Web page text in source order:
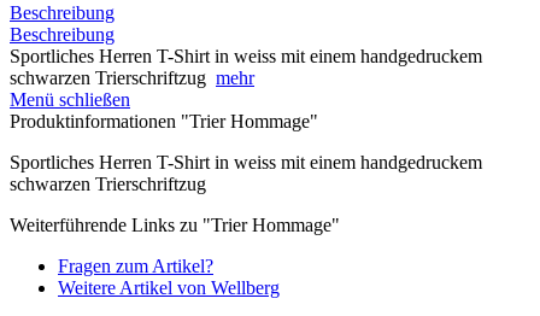
Beschreibung
Beschreibung
Sportliches Herren T-Shirt in weiss mit einem handgedruckem
schwarzen Trierschriftzug mehr
Menü schließen
Produktinformationen "Trier Hommage"
Sportliches Herren T-Shirt in weiss mit einem handgedruckem
schwarzen Trierschriftzug
Weiterführende Links zu "Trier Hommage"
Fragen zum Artikel?
Weitere Artikel von Wellberg